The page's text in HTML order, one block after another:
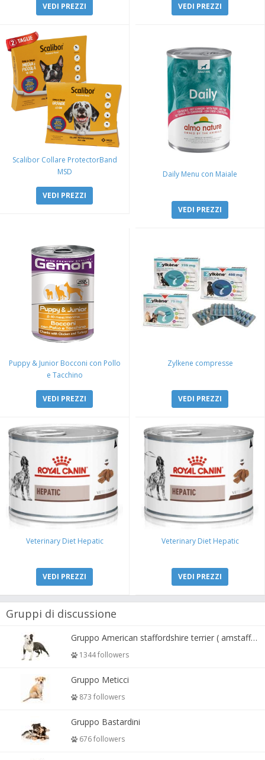
VEDI PREZZI VEDI PREZZI
Scalibor Collare ProtectorBand
MSD
VEDI PREZZI
Daily Menu con Maiale
VEDI PREZZI
Puppy & Junior Bocconi con Pollo
e Tacchino
VEDI PREZZI
Zylkene compresse
VEDI PREZZI
Veterinary Diet Hepatic
VEDI PREZZI
Veterinary Diet Hepatic
VEDI PREZZI
Gruppi di discussione
Gruppo American staffordshire terrier ( amstaff, amastaff )
1344 followers
Gruppo Meticci
873 followers
Gruppo Bastardini
676 followers